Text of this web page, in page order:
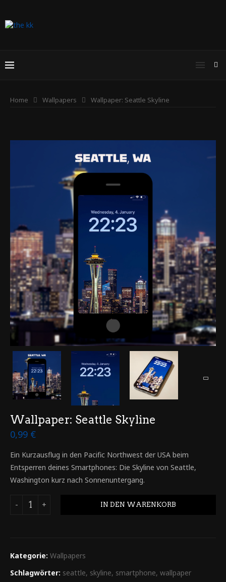
Home Wallpapers Wallpaper: Seattle Skyline
Wallpaper: Seattle Skyline
0,99 €
Ein Kurzausflug in den Pacific Northwest der USA beim
Entsperren deines Smartphones: Die Skyline von Seattle,
Washington kurz nach Sonnenuntergang.
IN DEN WARENKORB
Kategorie: Wallpapers
Schlagwörter: seattle, skyline, smartphone, wallpaper